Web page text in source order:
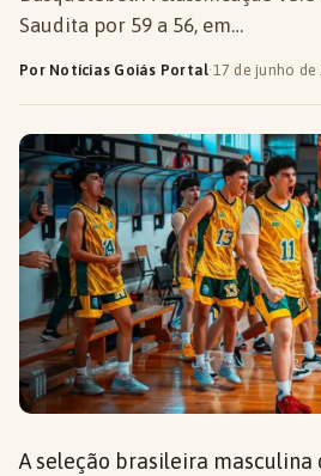
Saudita por 59 a 56, em…
Por Notícias Goiás Portal·17 de junho de
A seleção brasileira masculina